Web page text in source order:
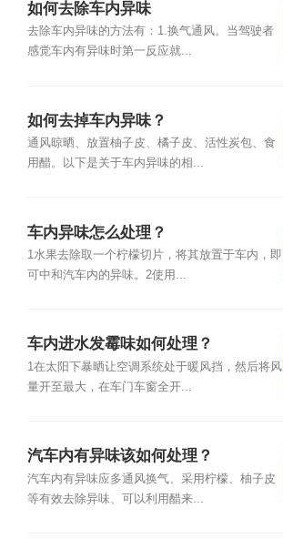
如何去除车内异味
去除车内异味的方法有：1.换气通风。当驾驶者
感觉车内有异味时第一反应就...
如何去掉车内异味？
通风晾晒、放置柚子皮、橘子皮、活性炭包、食
用醋。以下是关于车内异味的相...
车内异味怎么处理？
1水果去除取一个柠檬切片，将其放置于车内，即
可中和汽车内的异味。2使用...
车内进水发霉味如何处理？
1在太阳下暴晒让空调系统处于暖风挡，然后将风
量开至最大，在车门车窗全开...
汽车内有异味该如何处理？
汽车内有异味应多通风换气、采用柠檬、柚子皮
等有效去除异味、可以利用醋来...